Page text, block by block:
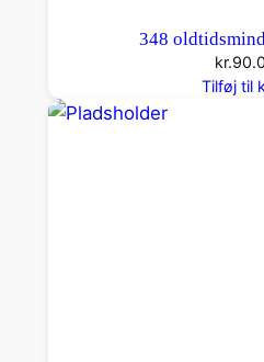
348
kr.
Tilføj til